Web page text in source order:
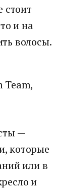
стоит
и на
волосы.
Team,
—
которые
или в
и